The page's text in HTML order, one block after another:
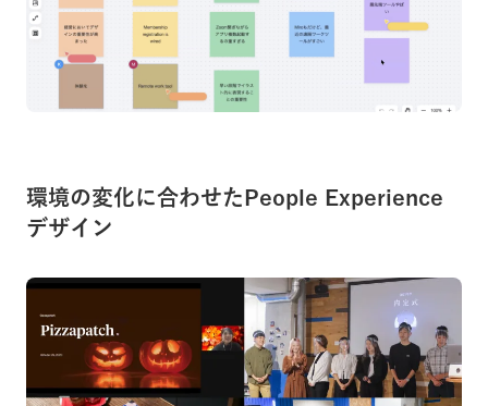
環境の変化に合わせたPeople Experience
デザイン